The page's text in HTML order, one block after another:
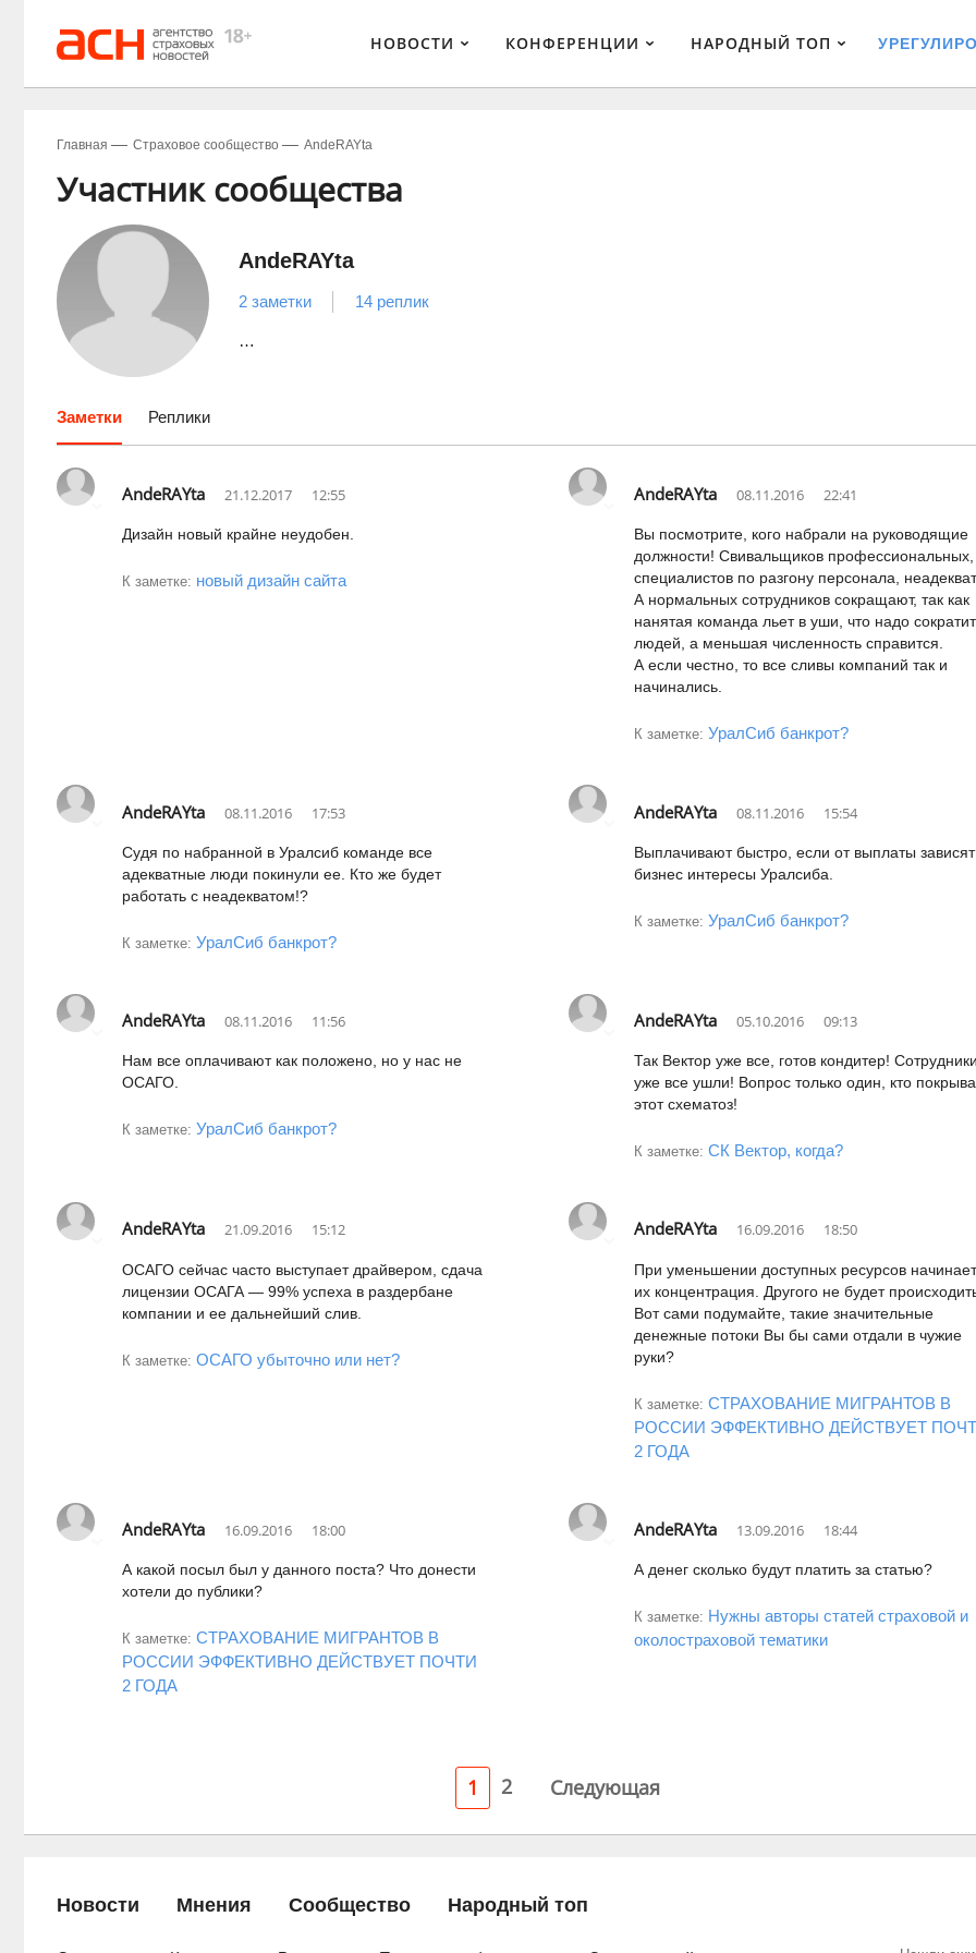
НОВОСТИ КОНФЕРЕНЦИИ НАРОДНЫЙ ТОП
Главная Страховое сообщество AndeRAYta
Участник сообщества
AndeRAYta
2 заметки 14 реплик
…
Заметки Реплики
AndeRAYta 21.12.2017 12:55
Дизайн новый крайне неудобен.
К заметке: новый дизайн сайта
AndeRAYta 08.11.2016 22:41
Вы посмотрите, кого набрали на руководящие
должности! Свивальщиков профессиональных,
специалистов по разгону персонала,
А нормальных сотрудников сокращают, так как
нанятая команда льет в уши, что надо
людей, а меньшая численность справится.
А если честно, то все сливы компаний так и
начинались.
К заметке: УралСиб банкрот?
AndeRAYta 08.11.2016 17:53
Судя по набранной в Уралсиб команде все
адекватные люди покинули ее. Кто же будет
работать с неадекватом!?
К заметке: УралСиб банкрот?
AndeRAYta 08.11.2016 15:54
Выплачивают быстро, если от выплаты зависят
бизнес интересы Уралсиба.
К заметке: УралСиб банкрот?
AndeRAYta 08.11.2016 11:56
Нам все оплачивают как положено, но у нас не
ОСАГО.
К заметке: УралСиб банкрот?
AndeRAYta 05.10.2016 09:13
Так Вектор уже все, готов кондитер! Сотрудники
уже все ушли! Вопрос только один, кто
этот схематоз!
К заметке: СК Вектор, когда?
AndeRAYta 21.09.2016 15:12
ОСАГО сейчас часто выступает драйвером, сдача
лицензии ОСАГА — 99% успеха в раздербане
компании и ее дальнейший слив.
К заметке: ОСАГО убыточно или нет?
AndeRAYta 16.09.2016 18:50
При уменьшении доступных ресурсов
их концентрация. Другого не будет
Вот сами подумайте, такие значительные
денежные потоки Вы бы сами отдали в чужие
руки?
К заметке: СТРАХОВАНИЕ МИГРАНТОВ В
РОССИИ ЭФФЕКТИВНО ДЕЙСТВУЕТ
2 ГОДА
AndeRAYta 16.09.2016 18:00
А какой посыл был у данного поста? Что донести
хотели до публики?
К заметке: СТРАХОВАНИЕ МИГРАНТОВ В
РОССИИ ЭФФЕКТИВНО ДЕЙСТВУЕТ ПОЧТИ
2 ГОДА
AndeRAYta 13.09.2016 18:44
А денег сколько будут платить за статью?
К заметке: Нужны авторы статей страховой и
околостраховой тематики
1 2 Следующая
Новости Мнения Сообщество Народный топ